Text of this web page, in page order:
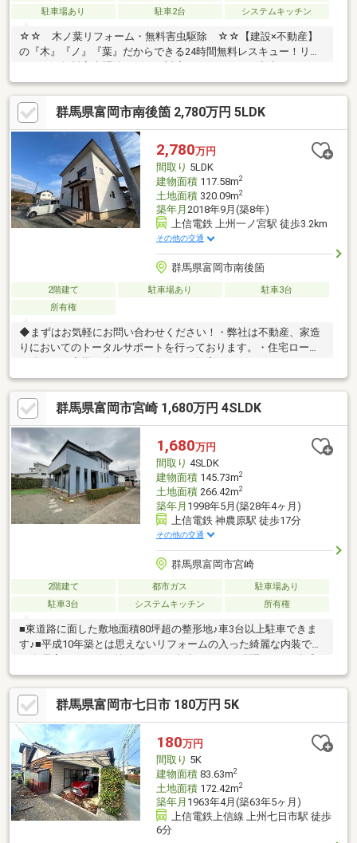
駐車場あり
駐車2台 システムキッチン
☆☆ 木ノ葉リフォーム・無料害虫駆除 ☆☆【建設×不動産】
の『木』『ノ』『葉』だからできる24時間無料レスキュー！リフ
ォーム・無料害虫駆除サビース対応しております！中古でもアフ
ターサービスがついており、住んでからの安心をずっとお届けし
ます！内覧時に、無料相談・お見積りも物件ごとに作成可能！！
オウチ探しも、リフォームも一緒に相談できます！＼弊社には、
『きつね隊』・『ゴリラ隊』という無料かけつけサービスの仕組
みが、整っています♪／住んでからのお家トラブル、緊急対応も承
っております♪お家のこと、すべて木ノ葉プランニングにお任せく
ださい＾＾
群馬県富岡市南後箇 2,780万円 5LDK
2,780万円
間取り 5LDK
建物面積117.58m2
土地面積320.09m2
築年月 2018年9月(築8年)
上信電鉄 上州一ノ宮駅 徒歩3.2km
その他の交通
群馬県富岡市南後箇
2階建て 駐車場あり
駐車3台
所有権
◆まずはお気軽にお問い合わせください！・弊社は不動産、家造
りにおいてのトータルサポートを行っております。・住宅ローン
す。・スタッフ一同、誠心誠意ご対応させていただきます！◆経
験知識が豊富なスタッフが在籍！迅速な対応を心掛けておりま
す。・お問合せを受けてから即日ご対応をさせていただきま
す。・その他物件情報も多数ございます！お気軽にお問い合わせ
ください。
群馬県富岡市宮崎 1,680万円 4SLDK
1,680万円
間取り 4SLDK
建物面積145.73m2
土地面積266.42m2
築年月 1998年5月(築28年4ヶ月)
上信電鉄 神農原駅 徒歩17分
その他の交通
群馬県富岡市宮崎
2階建て 都市ガス
駐車場あり
駐車3台
システムキッチン 所有権
■東道路に面した敷地面積80坪超の整形地♪車3台以上駐車できま
す♪■平成10年築とは思えないリフォームの入った綺麗な内装です
♪■各居室ゆったりな納戸付きの44坪超の4LDKの間取りをご体感
ください♪■畳コーナーの付いた広いリビングではご家族の団欒も
一層楽しくなります♪■食洗器、シャワートイレ、シャッター雨
戸、TV付きインターフォンなど便利な機能がたくさん♪■小・中学
校がどちらも1キロ圏内だから安心♪■見学ご希望の方はお気軽に
お申し付けください♪■空家なので気兼ねなく内覧できます♪新
築・中古・土地・注文住宅・リフォームなど不動産に関すること
はお気軽にお問合せください♪
群馬県富岡市七日市 180万円 5K
180万円
間取り 5K
建物面積83.63m2
土地面積172.42m2
築年月 1963年4月(築63年5ヶ月)
上信電鉄上信線 上州七日市駅 徒歩
6分